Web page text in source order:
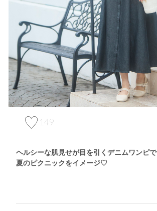
149
ヘルシーな肌見せが目を引くデニムワンピで
夏のピクニックをイメージ♡